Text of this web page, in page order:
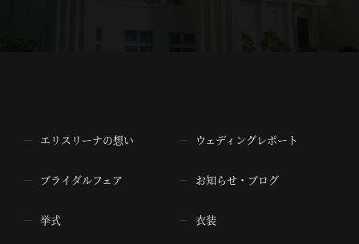
エリスリーナの想い
ブライダルフェア
挙式
ウェディングレポート
お知らせ・ブログ
衣装